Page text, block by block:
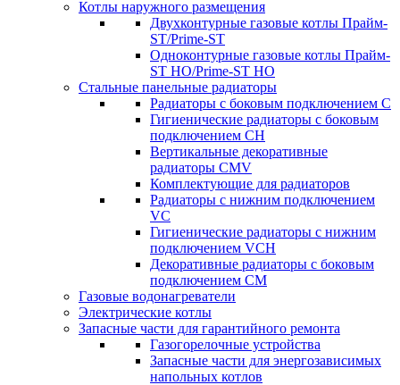
Котлы наружного размещения
Двухконтурные газовые котлы Прайм-
ST/Prime-ST
Одноконтурные газовые котлы Прайм-
ST HO/Prime-ST HO
Стальные панельные радиаторы
Радиаторы c боковым подключением C
Гигиенические радиаторы c боковым
подключением CH
Вертикальные декоративные
радиаторы CMV
Комплектующие для радиаторов
Радиаторы c нижним подключением
VC
Гигиенические радиаторы c нижним
подключением VCH
Декоративные радиаторы с боковым
подключением CM
Газовые водонагреватели
Электрические котлы
Запасные части для гарантийного ремонта
Газогорелочные устройства
Запасные части для энергозависимых
напольных котлов